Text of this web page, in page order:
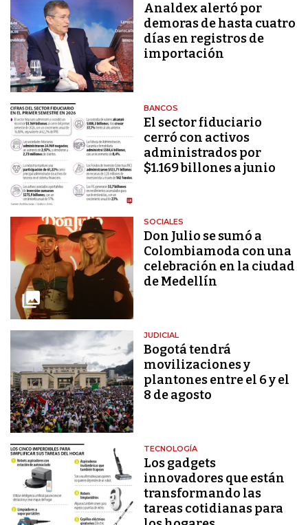
Analdex alertó por
demoras de hasta cuatro
días en registros de
importación
BANCOS
El sector fiduciario
cerró con activos
administrados por
$1.169 billones a junio
SOCIALES
Don Julio se sumó a
Colombiamoda con una
celebración en la ciudad
de Medellín
JUDICIAL
Bogotá tendrá
movilizaciones y
plantones entre el 6 y el
8 de agosto
TECNOLOGÍA
Los gadgets
innovadores que están
transformando las
tareas cotidianas para